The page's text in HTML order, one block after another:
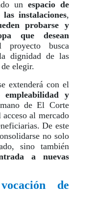
un espacio de
instalaciones,
probarse y
que desean
busca
dignidad de las
elegir.
extenderá con el
empleabilidad y
de El Corte
al mercado
De este
no solo
sino también
a nuevas
de